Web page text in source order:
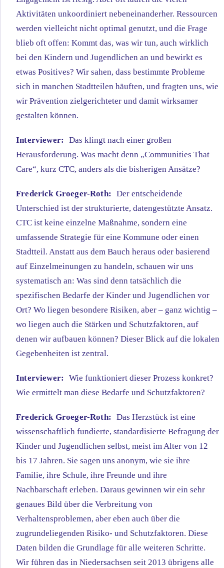
Aktivitäten unkoordiniert nebeneinanderher. Ressourcen
werden vielleicht nicht optimal genutzt, und die Frage
blieb oft offen: Kommt das, was wir tun, auch wirklich
bei den Kindern und Jugendlichen an und bewirkt es
etwas Positives? Wir sahen, dass bestimmte Probleme
sich in manchen Stadtteilen häuften, und fragten uns, wie
wir Prävention zielgerichteter und damit wirksamer
gestalten können.
Interviewer:
Das klingt nach einer großen
Herausforderung. Was macht denn „Communities That
Care“, kurz CTC, anders als die bisherigen Ansätze?
Frederick Groeger-Roth:
Der entscheidende
Unterschied ist der strukturierte, datengestützte Ansatz.
CTC ist keine einzelne Maßnahme, sondern eine
umfassende Strategie für eine Kommune oder einen
Stadtteil. Anstatt aus dem Bauch heraus oder basierend
auf Einzelmeinungen zu handeln, schauen wir uns
systematisch an: Was sind denn tatsächlich die
spezifischen Bedarfe der Kinder und Jugendlichen vor
Ort? Wo liegen besondere Risiken, aber – ganz wichtig –
wo liegen auch die Stärken und Schutzfaktoren, auf
denen wir aufbauen können? Dieser Blick auf die lokalen
Gegebenheiten ist zentral.
Interviewer:
Wie funktioniert dieser Prozess konkret?
Wie ermittelt man diese Bedarfe und Schutzfaktoren?
Frederick Groeger-Roth:
Das Herzstück ist eine
wissenschaftlich fundierte, standardisierte Befragung der
Kinder und Jugendlichen selbst, meist im Alter von 12
bis 17 Jahren. Sie sagen uns anonym, wie sie ihre
Familie, ihre Schule, ihre Freunde und ihre
Nachbarschaft erleben. Daraus gewinnen wir ein sehr
genaues Bild über die Verbreitung von
Verhaltensproblemen, aber eben auch über die
zugrundeliegenden Risiko- und Schutzfaktoren. Diese
Daten bilden die Grundlage für alle weiteren Schritte.
Wir führen das in Niedersachsen seit 2013 übrigens alle